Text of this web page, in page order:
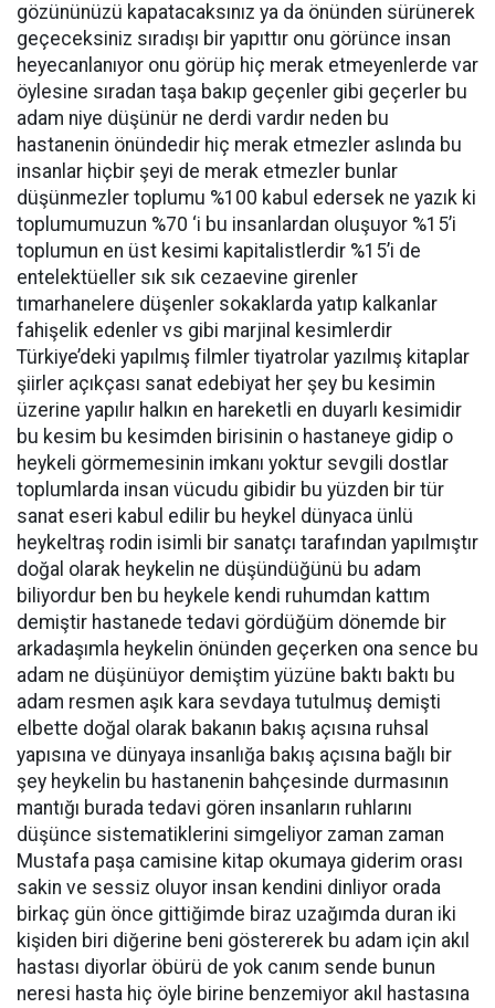
gözününüzü kapatacaksınız ya da önünden sürünerek
geçeceksiniz sıradışı bir yapıttır onu görünce insan
heyecanlanıyor onu görüp hiç merak etmeyenlerde var
öylesine sıradan taşa bakıp geçenler gibi geçerler bu
adam niye düşünür ne derdi vardır neden bu
hastanenin önündedir hiç merak etmezler aslında bu
insanlar hiçbir şeyi de merak etmezler bunlar
düşünmezler toplumu %100 kabul edersek ne yazık ki
toplumumuzun %70 ‘i bu insanlardan oluşuyor %15’i
toplumun en üst kesimi kapitalistlerdir %15’i de
entelektüeller sık sık cezaevine girenler
tımarhanelere düşenler sokaklarda yatıp kalkanlar
fahişelik edenler vs gibi marjinal kesimlerdir
Türkiye’deki yapılmış filmler tiyatrolar yazılmış kitaplar
şiirler açıkçası sanat edebiyat her şey bu kesimin
üzerine yapılır halkın en hareketli en duyarlı kesimidir
bu kesim bu kesimden birisinin o hastaneye gidip o
heykeli görmemesinin imkanı yoktur sevgili dostlar
toplumlarda insan vücudu gibidir bu yüzden bir tür
sanat eseri kabul edilir bu heykel dünyaca ünlü
heykeltraş rodin isimli bir sanatçı tarafından yapılmıştır
doğal olarak heykelin ne düşündüğünü bu adam
biliyordur ben bu heykele kendi ruhumdan kattım
demiştir hastanede tedavi gördüğüm dönemde bir
arkadaşımla heykelin önünden geçerken ona sence bu
adam ne düşünüyor demiştim yüzüne baktı baktı bu
adam resmen aşık kara sevdaya tutulmuş demişti
elbette doğal olarak bakanın bakış açısına ruhsal
yapısına ve dünyaya insanlığa bakış açısına bağlı bir
şey heykelin bu hastanenin bahçesinde durmasının
mantığı burada tedavi gören insanların ruhlarını
düşünce sistematiklerini simgeliyor zaman zaman
Mustafa paşa camisine kitap okumaya giderim orası
sakin ve sessiz oluyor insan kendini dinliyor orada
birkaç gün önce gittiğimde biraz uzağımda duran iki
kişiden biri diğerine beni göstererek bu adam için akıl
hastası diyorlar öbürü de yok canım sende bunun
neresi hasta hiç öyle birine benzemiyor akıl hastasına